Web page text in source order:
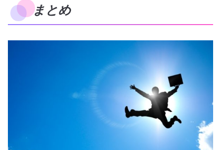
まとめ